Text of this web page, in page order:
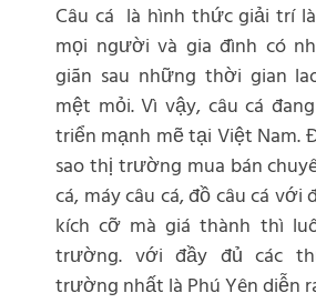
Câu cá là hình thức giải trí
mọi người và gia đình có
giãn sau những thời gian
mệt mỏi. Vì vậy, câu cá
triển mạnh mẽ tại Việt Nam.
sao thị trường mua bán
cá, máy câu cá, đồ câu cá với
kích cỡ mà giá thành thì
trường. với đầy đủ các
trường nhất là Phú Yên diễn